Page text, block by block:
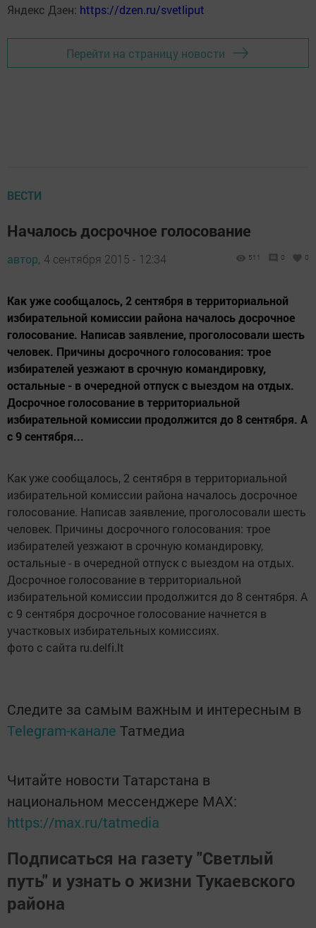
Яндекс Дзен: https://dzen.ru/svetliput
Перейти на страницу новости
ВЕСТИ
Началось досрочное голосование
автор, 4 сентября 2015 - 12:34 511 0 0
Как уже сообщалось, 2 сентября в территориальной
избирательной комиссии района началось досрочное
голосование. Написав заявление, проголосовали шесть
человек. Причины досрочного голосования: трое
избирателей уезжают в срочную командировку,
остальные - в очередной отпуск с выездом на отдых.
Досрочное голосование в территориальной
избирательной комиссии продолжится до 8 сентября. А
с 9 сентября...
Как уже сообщалось, 2 сентября в территориальной
избирательной комиссии района началось досрочное
голосование. Написав заявление, проголосовали шесть
человек. Причины досрочного голосования: трое
избирателей уезжают в срочную командировку,
остальные - в очередной отпуск с выездом на отдых.
Досрочное голосование в территориальной
избирательной комиссии продолжится до 8 сентября. А
с 9 сентября досрочное голосование начнется в
участковых избирательных комиссиях.
фото с сайта ru.delfi.lt
Следите за самым важным и интересным в
Telegram-канале Татмедиа
Читайте новости Татарстана в
национальном мессенджере MАХ:
https://max.ru/tatmedia
Подписаться на газету "Светлый
путь" и узнать о жизни Тукаевского
района